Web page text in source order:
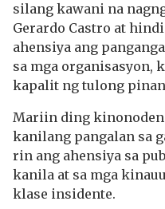
silang kawani na
Gerardo Castro at
ahensiya ang
sa mga organisasyon,
kapalit ng tulong
Mariin ding
kanilang pangalan sa
rin ang ahensiya sa
kanila at sa mga
klase insidente.